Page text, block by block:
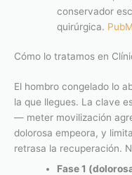
conservador
quirúrgica.
Cómo lo tratamos en
El hombro congelado lo
la que llegues. La clave
— meter movilización
dolorosa empeora, y
retrasa la recuperación.
Fase 1